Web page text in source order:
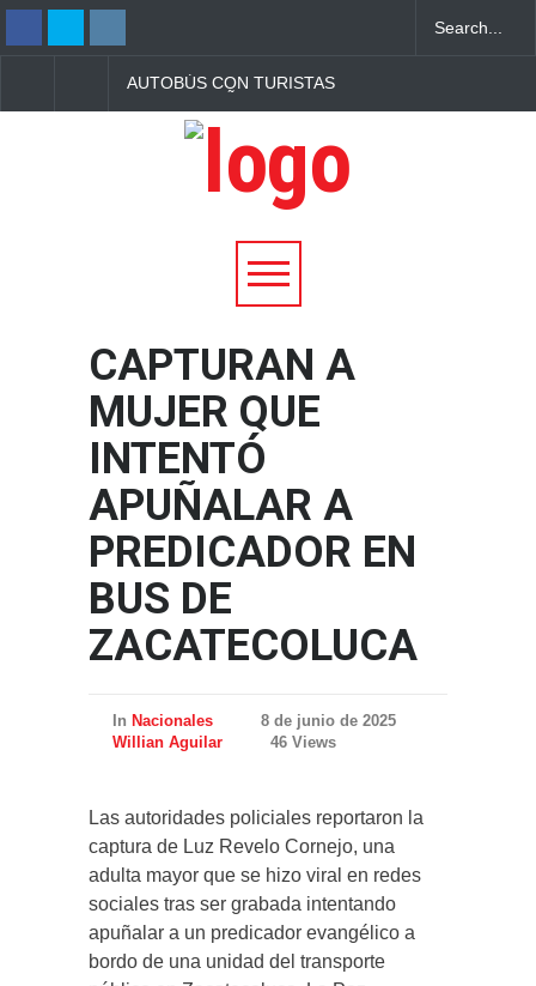
AUTOBÚS CON TURISTAS
REPORTA ATAQUE CON
PIEDRAS EN CARRETERA
DE HONDURAS
PRESUNTO TRÁFICO
CAPTURAN A
MUJER QUE
INTENTÓ
APUÑALAR A
PREDICADOR EN
BUS DE
ZACATECOLUCA
In Nacionales
8 de junio de 2025
Willian Aguilar
46 Views
Las autoridades policiales reportaron la
captura de Luz Revelo Cornejo, una
adulta mayor que se hizo viral en redes
sociales tras ser grabada intentando
apuñalar a un predicador evangélico a
bordo de una unidad del transporte